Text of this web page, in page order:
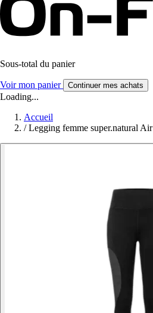
Sous-total du panier
Voir mon panier Continuer mes achats
Loading...
Accueil
/ Legging femme super.natural Air